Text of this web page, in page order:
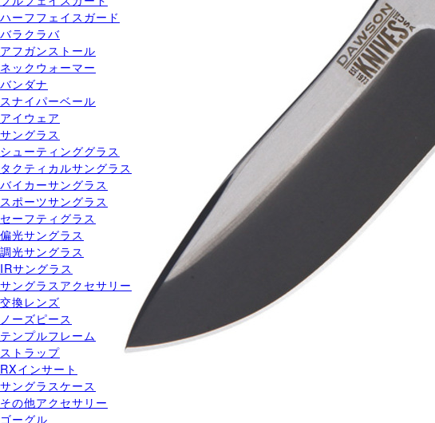
ハーフフェイスガード
バラクラバ
アフガンストール
ネックウォーマー
バンダナ
スナイパーベール
アイウェア
サングラス
シューティンググラス
タクティカルサングラス
バイカーサングラス
スポーツサングラス
セーフティグラス
偏光サングラス
調光サングラス
IRサングラス
サングラスアクセサリー
交換レンズ
ノーズピース
テンプルフレーム
ストラップ
RXインサート
サングラスケース
その他アクセサリー
ゴーグル